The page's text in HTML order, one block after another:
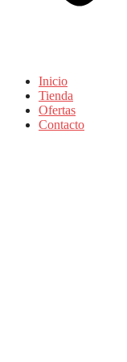
Inicio
Tienda
Ofertas
Contacto